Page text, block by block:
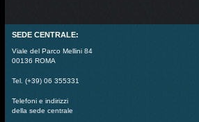
SEDE CENTRALE:
Viale del Parco Mellini 84
00136 ROMA
Tel. (+39) 06 355331
Telefoni e indirizzi
della sede centrale